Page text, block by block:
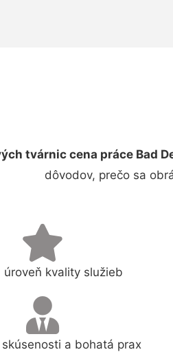
tvárnic cena práce Bad
dôvodov, prečo sa
úroveň kvality služieb
a bohatá prax